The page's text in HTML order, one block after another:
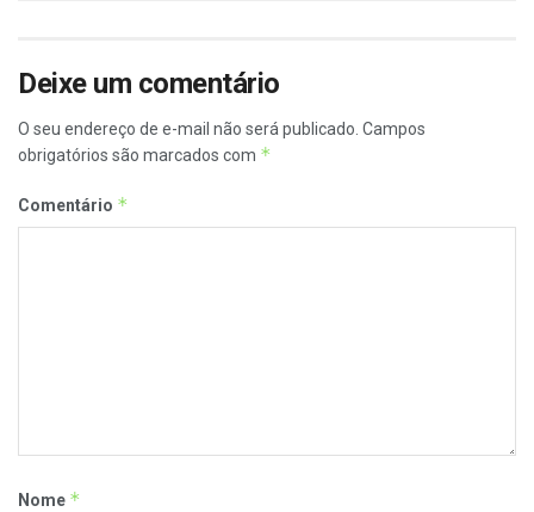
Deixe um comentário
O seu endereço de e-mail não será publicado. Campos
obrigatórios são marcados com *
Comentário *
Nome *